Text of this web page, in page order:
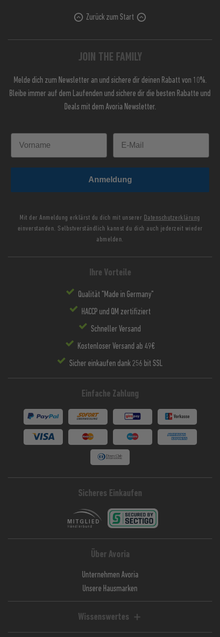
Zurück zum Start
JOIN THE FAMILY
Melde dich zum Newsletter an und sichere dir deinen Rabatt von 10%.
Bleibe immer auf dem Laufenden und sichere dir die besten Rabatte und
Deals mit dem Avoria Newsletter.
Anmeldung
Mit der Anmeldung erklärst du dich mit unserer Datenschutzerklärung
einverstanden. Selbstverständlich kannst du dich auch jederzeit wieder
abmelden.
Ihre Vorteile
Qualität "Made in Germany"
HACCP und QM zertifiziert
Schneller Versand
Kostenloser Versand ab 49€
Sicher einkaufen dank 256 bit SSL
Einfache Zahlung
Sicheres Einkaufen
Über Avoria
Unternehmen Avoria
Unsere Hausmarken
Wissenswertes